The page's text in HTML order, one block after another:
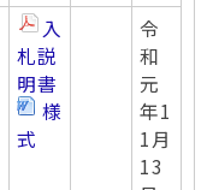
入
札説
明書
様
式
令
和
元
年1
1月
13